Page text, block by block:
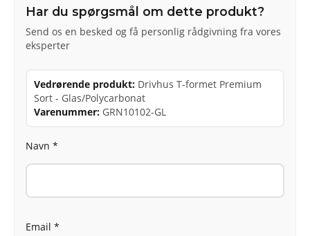
Har du spørgsmål om dette produkt?
Send os en besked og få personlig rådgivning fra vores
eksperter
Vedrørende produkt: Drivhus T-formet Premium
Sort - Glas/Polycarbonat
Varenummer: GRN10102-GL
Navn *
Email *